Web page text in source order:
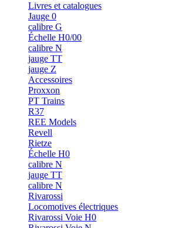
Livres et catalogues
Jauge 0
calibre G
Échelle H0/00
calibre N
jauge TT
jauge Z
Accessoires
Proxxon
PT Trains
R37
REE Models
Revell
Rietze
Échelle H0
calibre N
jauge TT
calibre N
Rivarossi
Locomotives électriques
Rivarossi Voie H0